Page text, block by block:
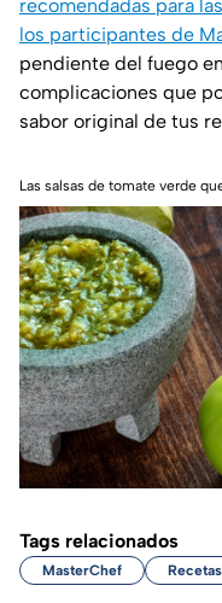
recomendadas para
los participantes de
pendiente del fuego
complicaciones que
sabor original de tus
Las salsas de tomate verde
Tags relacionados
MasterChef